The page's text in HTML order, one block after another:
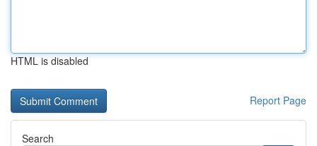
HTML is disabled
Report Page
Search